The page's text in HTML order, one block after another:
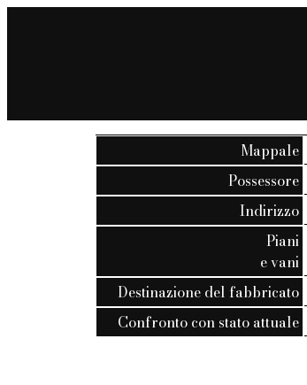
Mappale
Possessore
Indirizzo
Piani
e vani
Destinazione del fabbricato
Confronto con stato attuale